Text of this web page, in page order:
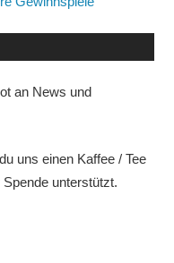
an News und
uns einen Kaffee / Tee
unterstützt.